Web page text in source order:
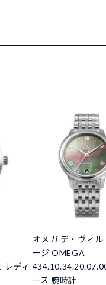
レディ
オメガ デ・ヴィル
ージ OMEGA
ース 腕時計